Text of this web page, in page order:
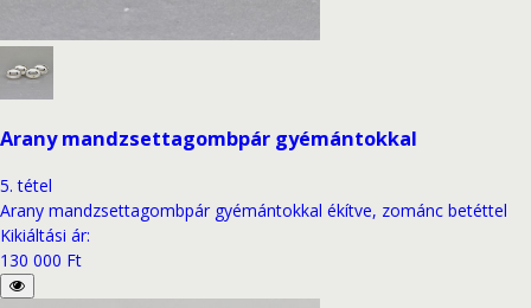
Arany mandzsettagombpár gyémántokkal
5. tétel
Arany mandzsettagombpár gyémántokkal ékítve, zománc betéttel
Kikiáltási ár:
130 000 Ft